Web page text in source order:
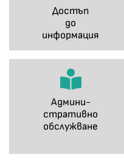
Достъп
до
информация
Админи-
стративно
обслужване